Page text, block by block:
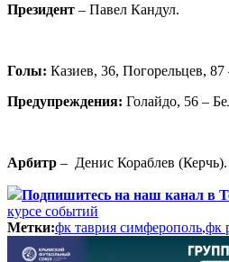
Президент – Павел Кандул.
Голы: Казиев, 36, Погорельцев,
Предупреждения: Голайдо, 56 –
Арбитр – Денис Кораблев (Керчь).
Подпишитесь на наш канал в
курсе событий
Метки:фк таврия симферополь,фк